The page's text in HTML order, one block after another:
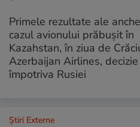
Primele rezultate ale
cazul avionului prăbușit în
Kazahstan, în ziua de
Azerbaijan Airlines, decizie
împotriva Rusiei
Știri Externe